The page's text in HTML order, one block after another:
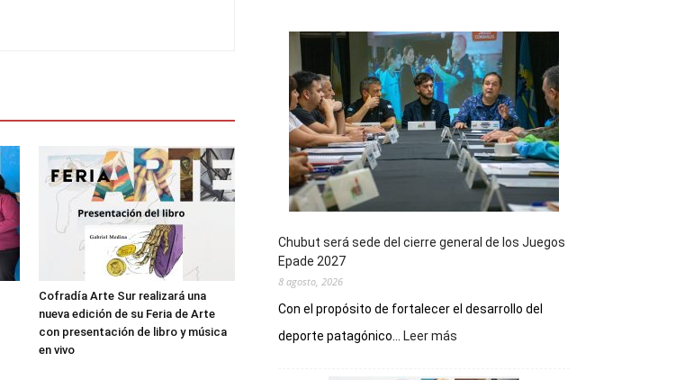
Cofradía Arte Sur realizará una
nueva edición de su Feria de Arte
con presentación de libro y música
en vivo
Chubut será sede del cierre general de los Juegos
Epade 2027
8 agosto, 2026
Con el propósito de fortalecer el desarrollo del
deporte patagónico...
Leer más